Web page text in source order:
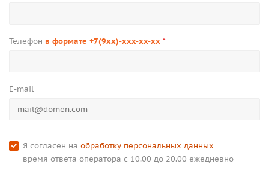
Телефон в формате +7(9xx)-xxx-xx-xx *
E-mail
Я согласен на обработку персональных данных
время ответа оператора с 10.00 до 20.00 ежедневно